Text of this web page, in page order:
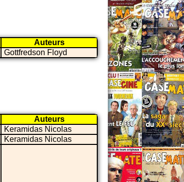
Auteurs
Gottfredson Floyd
Auteurs
Keramidas Nicolas
Keramidas Nicolas